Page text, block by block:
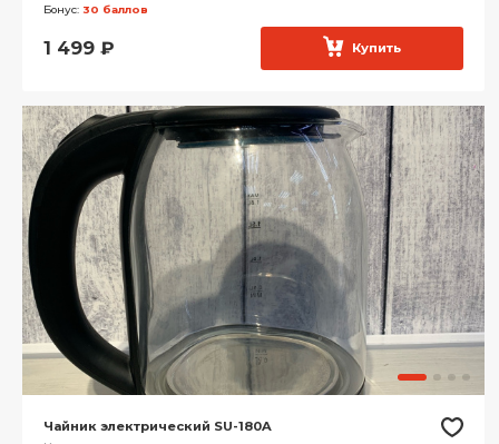
Бонус: 30 баллов
1 499 ₽ Купить
Чайник электрический SU-180A